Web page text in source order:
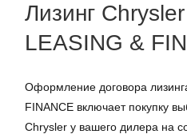
Лизинг
LEASING &
Оформление договора
FINANCE включает покупку
Chrysler у вашего дилера на